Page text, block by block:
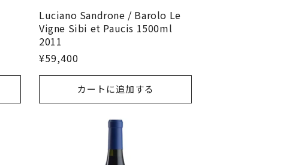
Luciano Sandrone / Barolo Le
Vigne Sibi et Paucis 1500ml
2011
¥59,400
カートに追加する